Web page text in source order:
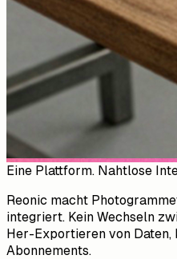
Eine Plattform. Nahtlose
Reonic macht
integriert. Kein Wechseln
Her-Exportieren von Daten,
Abonnements.